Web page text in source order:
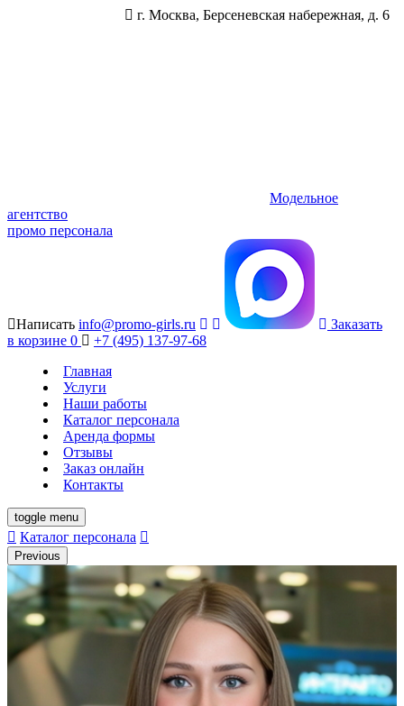
г. Москва, Берсеневская набережная, д. 6
Модельное
агентство
промо персонала
Написать info@promo-girls.ru
Заказать
в корзине 0
+7 (495) 137-97-68
Главная
Услуги
Наши работы
Каталог персонала
Аренда формы
Отзывы
Заказ онлайн
Контакты
toggle menu
Каталог персонала
Previous